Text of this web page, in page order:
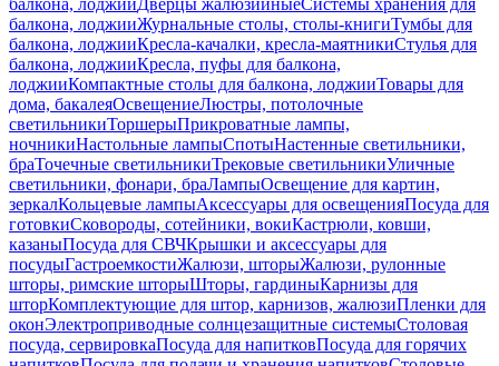
балкона, лоджииДверцы жалюзийныеСистемы хранения для
балкона, лоджииЖурнальные столы, столы-книгиТумбы для
балкона, лоджииКресла-качалки, кресла-маятникиСтулья для
балкона, лоджииКресла, пуфы для балкона,
лоджииКомпактные столы для балкона, лоджииТовары для
дома, бакалеяОсвещениеЛюстры, потолочные
светильникиТоршерыПрикроватные лампы,
ночникиНастольные лампыСпотыНастенные светильники,
браТочечные светильникиТрековые светильникиУличные
светильники, фонари, браЛампыОсвещение для картин,
зеркалКольцевые лампыАксессуары для освещенияПосуда для
готовкиСковороды, сотейники, вокиКастрюли, ковши,
казаныПосуда для СВЧКрышки и аксессуары для
посудыГастроемкостиЖалюзи, шторыЖалюзи, рулонные
шторы, римские шторыШторы, гардиныКарнизы для
шторКомплектующие для штор, карнизов, жалюзиПленки для
оконЭлектроприводные солнцезащитные системыСтоловая
посуда, сервировкаПосуда для напитковПосуда для горячих